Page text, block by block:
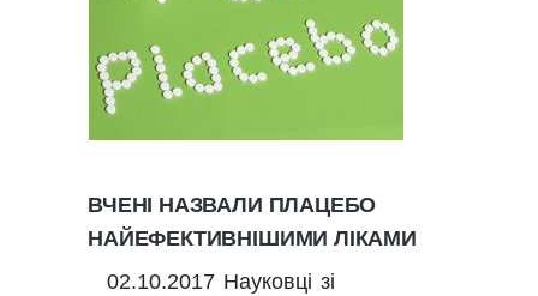
ВЧЕНІ НАЗВАЛИ ПЛАЦЕБО
НАЙЕФЕКТИВНІШИМИ ЛІКАМИ
02.10.2017 Науковці зі